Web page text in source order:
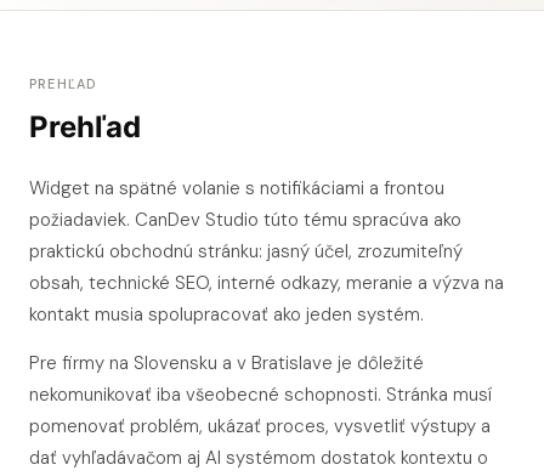
PREHĽAD
Prehľad
Widget na spätné volanie s notifikáciami a frontou
požiadaviek. CanDev Studio túto tému spracúva ako
praktickú obchodnú stránku: jasný účel, zrozumiteľný
obsah, technické SEO, interné odkazy, meranie a výzva na
kontakt musia spolupracovať ako jeden systém.
Pre firmy na Slovensku a v Bratislave je dôležité
nekomunikovať iba všeobecné schopnosti. Stránka musí
pomenovať problém, ukázať proces, vysvetliť výstupy a
dať vyhľadávačom aj AI systémom dostatok kontextu o